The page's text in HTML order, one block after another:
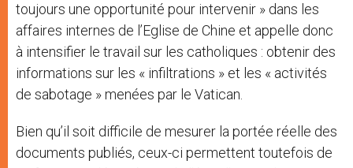
toujours une opportunité pour intervenir » dans les
affaires internes de l’Eglise de Chine et appelle donc
à intensifier le travail sur les catholiques : obtenir des
informations sur les « infiltrations » et les « activités
de sabotage » menées par le Vatican.
Bien qu’il soit difficile de mesurer la portée réelle des
documents publiés, ceux-ci permettent toutefois de